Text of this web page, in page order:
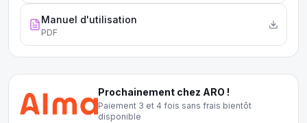
Manuel d'utilisation
PDF
Prochainement chez ARO !
Paiement 3 et 4 fois sans frais bientôt
disponible